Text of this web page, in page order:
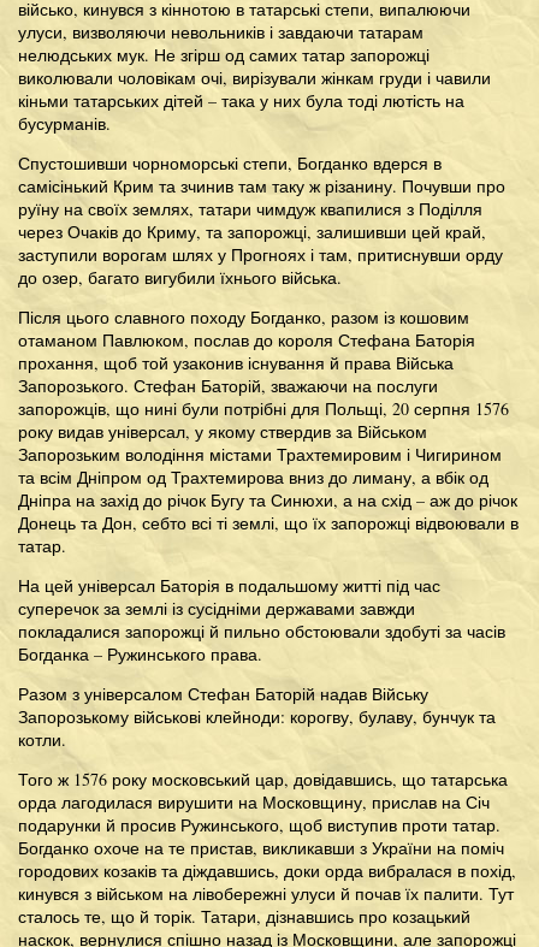
військо, кинувся з кіннотою в татарські степи, випалюючи
улуси, визволяючи невольників і завдаючи татарам
нелюдських мук. Не згірш од самих татар запорожці
виколювали чоловікам очі, вирізували жінкам груди і чавили
кіньми татарських дітей – така у них була тоді лютість на
бусурманів.
Спустошивши чорноморські степи, Богданко вдерся в
самісінький Крим та зчинив там таку ж різанину. Почувши про
руїну на своїх землях, татари чимдуж квапилися з Поділля
через Очаків до Криму, та запорожці, залишивши цей край,
заступили ворогам шлях у Прогноях і там, притиснувши орду
до озер, багато вигубили їхнього війська.
Після цього славного походу Богданко, разом із кошовим
отаманом Павлюком, послав до короля Стефана Баторія
прохання, щоб той узаконив існування й права Війська
Запорозького. Стефан Баторій, зважаючи на послуги
запорожців, що нині були потрібні для Польщі, 20 серпня 1576
року видав універсал, у якому ствердив за Військом
Запорозьким володіння містами Трахтемировим і Чигирином
та всім Дніпром од Трахтемирова вниз до лиману, а вбік од
Дніпра на захід до річок Бугу та Синюхи, а на схід – аж до річок
Донець та Дон, себто всі ті землі, що їх запорожці відвоювали в
татар.
На цей універсал Баторія в подальшому житті під час
суперечок за землі із сусідніми державами завжди
покладалися запорожці й пильно обстоювали здобуті за часів
Богданка – Ружинського права.
Разом з універсалом Стефан Баторій надав Війську
Запорозькому військові клейноди: корогву, булаву, бунчук та
котли.
Того ж 1576 року московський цар, довідавшись, що татарська
орда лагодилася вирушити на Московщину, прислав на Січ
подарунки й просив Ружинського, щоб виступив проти татар.
Богданко охоче на те пристав, викликавши з України на поміч
городових козаків та діждавшись, доки орда вибралася в похід,
кинувся з військом на лівобережні улуси й почав їх палити. Тут
сталось те, що й торік. Татари, дізнавшись про козацький
наскок, вернулися спішно назад із Московщини, але запорожці